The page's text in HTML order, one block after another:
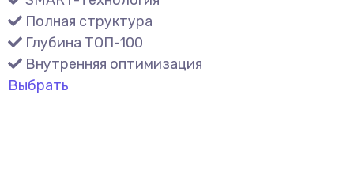
Полная структура
Глубина ТОП-100
Внутренняя оптимизация
Выбрать